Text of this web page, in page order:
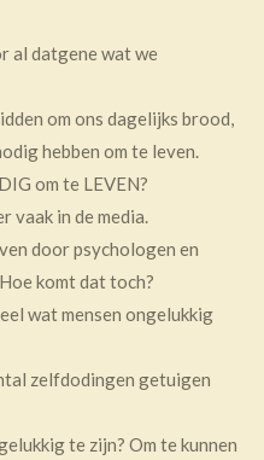
al datgene wat we
om ons dagelijks brood,
hebben om te leven.
om te LEVEN?
vaak in de media.
door psychologen en
komt dat toch?
wat mensen ongelukkig
zelfdodingen getuigen
te zijn? Om te kunnen